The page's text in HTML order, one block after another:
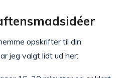
opskrifter til din
jeg valgt lidt ud her: